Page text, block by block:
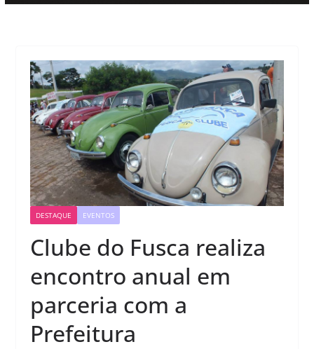
DESTAQUE EVENTOS
Clube do Fusca realiza
encontro anual em
parceria com a
Prefeitura